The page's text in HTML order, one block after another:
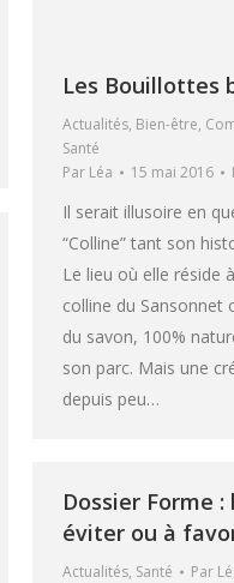
Les Bouillottes
Actualités, Bien-être,
Santé
Par Léa 15 mai 2016
Il serait illusoire en
“Colline” tant son
Le lieu où elle réside
colline du
du savon, 100%
son parc. Mais une
depuis peu…
Dossier Forme
éviter ou à
Actualités, Santé Par